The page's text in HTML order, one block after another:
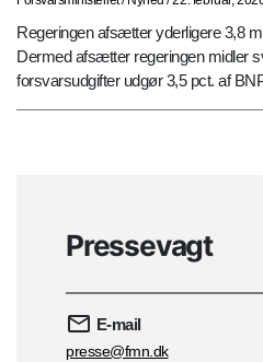
Regeringen afsætter yderligere 3,8
Dermed afsætter regeringen midler
forsvarsudgifter udgør 3,5 pct. af
Pressevagt
E-mail
presse@fmn.dk